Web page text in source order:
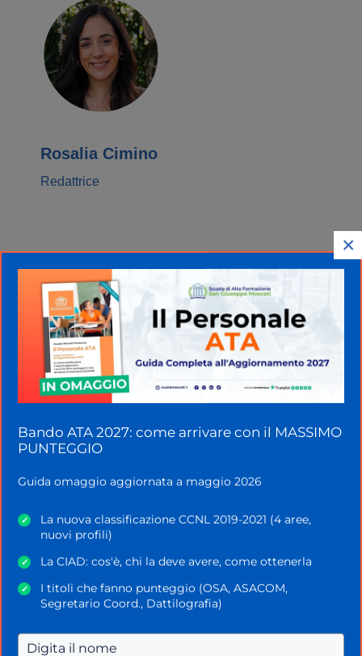
Rosalia Cimino
Redattrice
Home»MAD e Interpelli
MAD docenti: verso
l’addio definitivo
×
Bando ATA 2027: come arrivare con il MASSIMO
PUNTEGGIO
Guida omaggio aggiornata a maggio 2026
✓
La nuova classificazione CCNL 2019-2021 (4 aree,
nuovi profili)
✓ La CIAD: cos'è, chi la deve avere, come ottenerla
✓
I titoli che fanno punteggio (OSA, ASACOM,
Segretario Coord., Dattilografia)